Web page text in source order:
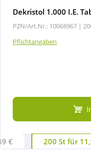
Dekristol 1.000 I.E.
PZN/Art.Nr.: 10068967 |
Pflichtangaben
€ 200 St für